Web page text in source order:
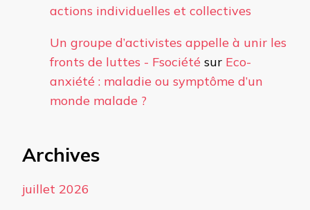
actions individuelles et collectives
Un groupe d’activistes appelle à unir les
fronts de luttes - Fsociété sur Eco-
anxiété : maladie ou symptôme d’un
monde malade ?
Archives
juillet 2026